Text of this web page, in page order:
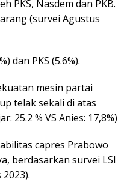
PKS, Nasdem dan PKB.
(survei Agustus
dan PKS (5.6%).
mesin partai
telak sekali di atas
25.2 % VS Anies: 17,8%)
capres Prabowo
berdasarkan survei LSI